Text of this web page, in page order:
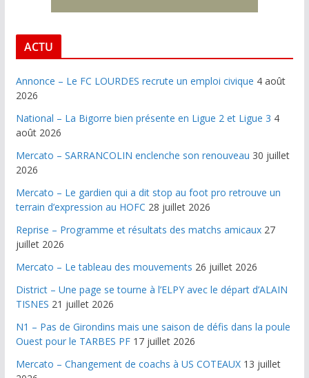
ACTU
Annonce – Le FC LOURDES recrute un emploi civique 4 août
2026
National – La Bigorre bien présente en Ligue 2 et Ligue 3 4
août 2026
Mercato – SARRANCOLIN enclenche son renouveau 30 juillet
2026
Mercato – Le gardien qui a dit stop au foot pro retrouve un
terrain d’expression au HOFC 28 juillet 2026
Reprise – Programme et résultats des matchs amicaux 27
juillet 2026
Mercato – Le tableau des mouvements 26 juillet 2026
District – Une page se tourne à l’ELPY avec le départ d’ALAIN
TISNES 21 juillet 2026
N1 – Pas de Girondins mais une saison de défis dans la poule
Ouest pour le TARBES PF 17 juillet 2026
Mercato – Changement de coachs à US COTEAUX 13 juillet